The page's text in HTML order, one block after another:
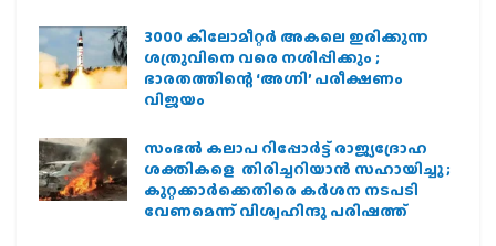
3000 കിലോമീറ്റർ അകലെ ഇരിക്കുന്ന
ശത്രുവിനെ വരെ നശിപ്പിക്കും ;
ഭാരതത്തിന്റെ ‘അഗ്നി’ പരീക്ഷണം
വിജയം
സംഭൽ കലാപ റിപ്പോർട്ട് രാജ്യദ്രോഹ
ശക്തികളെ തിരിച്ചറിയാൻ സഹായിച്ചു ;
കുറ്റക്കാർക്കെതിരെ കർശന നടപടി
വേണമെന്ന് വിശ്വഹിന്ദു പരിഷത്ത്